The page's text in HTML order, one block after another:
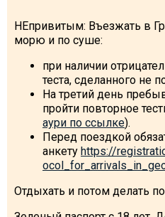
НEпривитым: Въезжать в
морю и по суше:
при наличии
теста, сделанного не
На третий день
пройти повторное
аури по ссылке).
Перед поездкой
анкету https://
Отдыхать и потом делать